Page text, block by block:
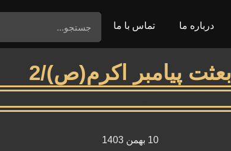
درباره ما تماس با ما
بعثت پیامبر اکرم(ص)/2
10 بهمن 1403